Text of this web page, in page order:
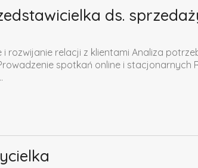
ds.
rozwijanie relacji z klientami Analiza
spotkań online i stacjonarnych